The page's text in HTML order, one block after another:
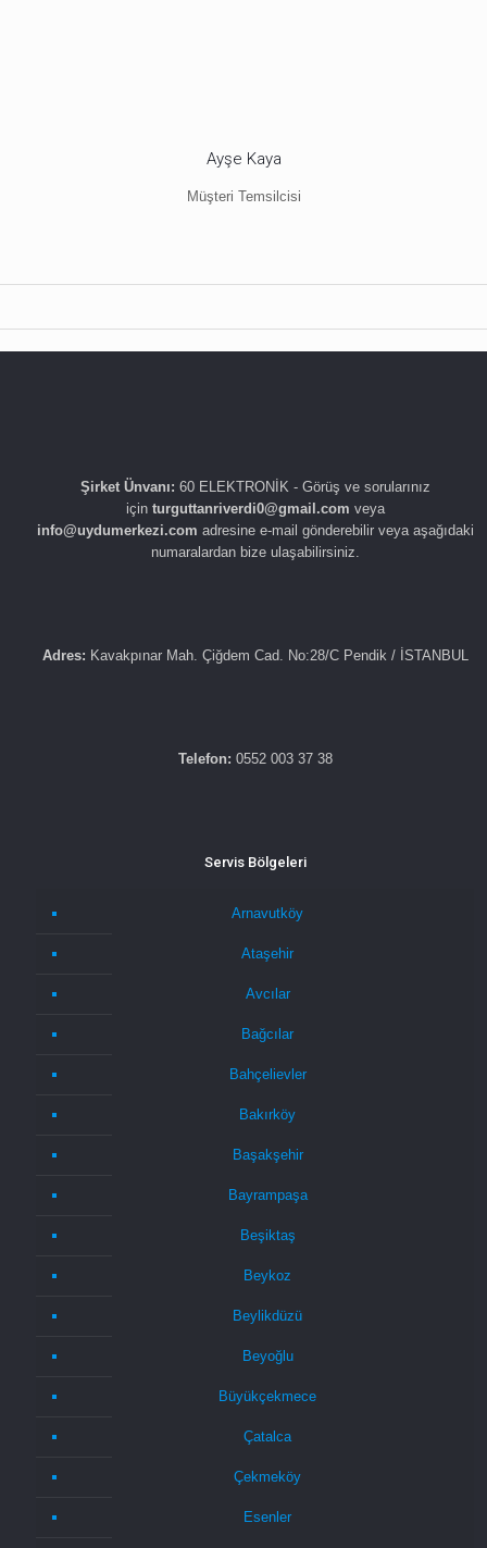
Ayşe Kaya
Müşteri Temsilcisi
Şirket Ünvanı: 60 ELEKTRONİK - Görüş ve sorularınız
için turguttanriverdi0@gmail.com veya
info@uydumerkezi.com adresine e-mail gönderebilir veya aşağıdaki
numaralardan bize ulaşabilirsiniz.
Adres: Kavakpınar Mah. Çiğdem Cad. No:28/C Pendik / İSTANBUL
Telefon: 0552 003 37 38
Servis Bölgeleri
Arnavutköy
Ataşehir
Avcılar
Bağcılar
Bahçelievler
Bakırköy
Başakşehir
Bayrampaşa
Beşiktaş
Beykoz
Beylikdüzü
Beyoğlu
Büyükçekmece
Çatalca
Çekmeköy
Esenler